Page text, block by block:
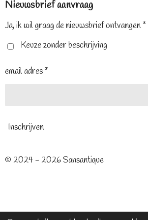
b
o
e
e
t
a
r
m
Nieuwsbrief aanvraag
Ja, ik wil graag de nieuwsbrief ontvangen *
Keuze zonder beschrijving
email adres *
Inschrijven
© 2024 - 2026 Sansantique